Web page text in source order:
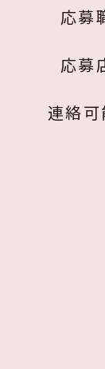
応募
応募
連絡